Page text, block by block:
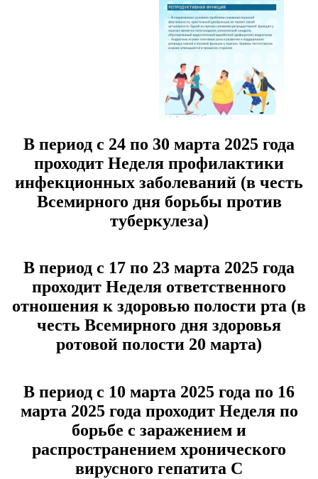
В период с 24 по 30 марта 2025 года
проходит Неделя профилактики
инфекционных заболеваний (в честь
Всемирного дня борьбы против
туберкулеза)
В период с 17 по 23 марта 2025 года
проходит Неделя ответственного
отношения к здоровью полости рта (в
честь Всемирного дня здоровья
ротовой полости 20 марта)
В период с 10 марта 2025 года по 16
марта 2025 года проходит Неделя по
борьбе с заражением и
распространением хронического
вирусного гепатита С